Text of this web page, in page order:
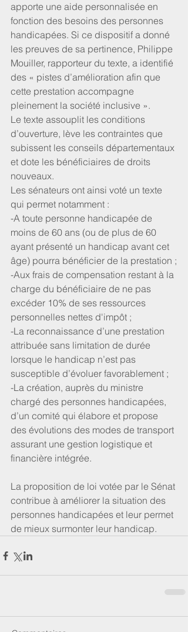
apporte une aide personnalisée en
fonction des besoins des personnes
handicapées. Si ce dispositif a donné
les preuves de sa pertinence, Philippe
Mouiller, rapporteur du texte, a identifié
des « pistes d’amélioration afin que
cette prestation accompagne
pleinement la société inclusive ».
Le texte assouplit les conditions
d’ouverture, lève les contraintes que
subissent les conseils départementaux
et dote les bénéficiaires de droits
nouveaux.
Les sénateurs ont ainsi voté un texte
qui permet notamment :
-A toute personne handicapée de
moins de 60 ans (ou de plus de 60
ayant présenté un handicap avant cet
âge) pourra bénéficier de la prestation ;
-Aux frais de compensation restant à la
charge du bénéficiaire de ne pas
excéder 10% de ses ressources
personnelles nettes d'impôt ;
-La reconnaissance d’une prestation
attribuée sans limitation de durée
lorsque le handicap n’est pas
susceptible d’évoluer favorablement ;
-La création, auprès du ministre
chargé des personnes handicapées,
d’un comité qui élabore et propose
des évolutions des modes de transport
assurant une gestion logistique et
financière intégrée.
La proposition de loi votée par le Sénat
contribue à améliorer la situation des
personnes handicapées et leur permet
de mieux surmonter leur handicap.